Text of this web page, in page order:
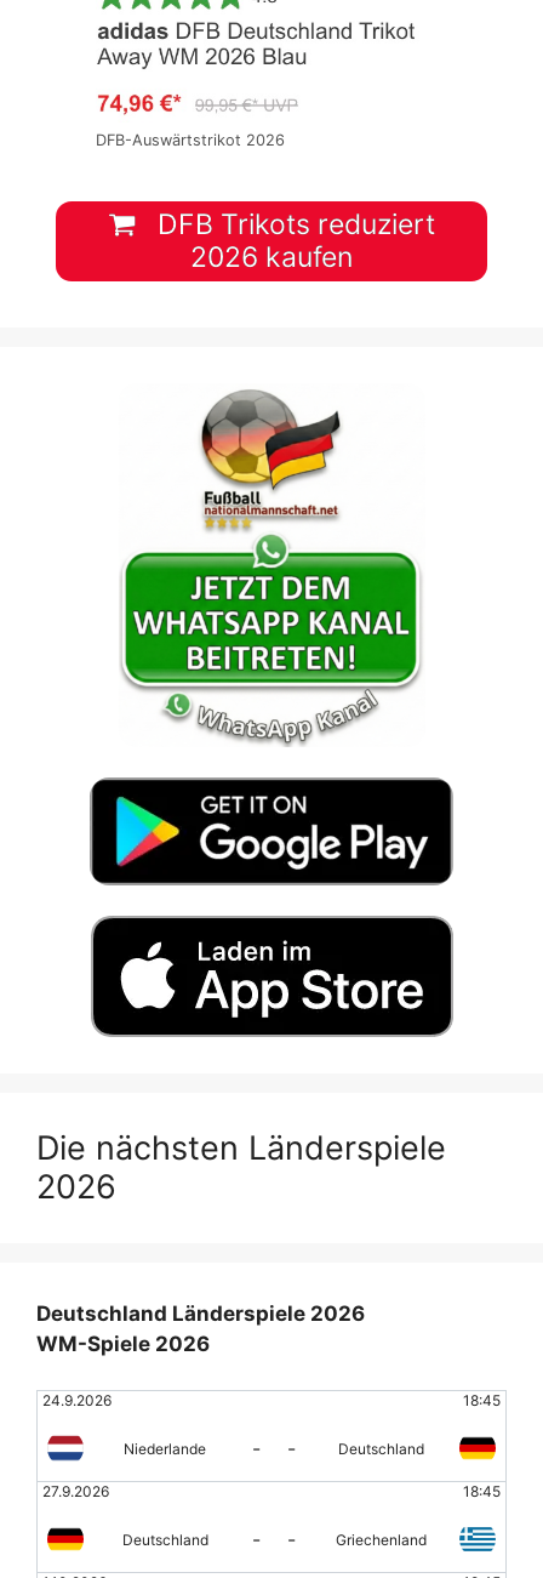
DFB-Auswärtstrikot 2026
DFB Trikots reduziert
2026 kaufen
Die nächsten Länderspiele
2026
Deutschland Länderspiele 2026
WM-Spiele 2026
24.9.2026 18:45
Niederlande - - Deutschland
27.9.2026 18:45
Deutschland - - Griechenland